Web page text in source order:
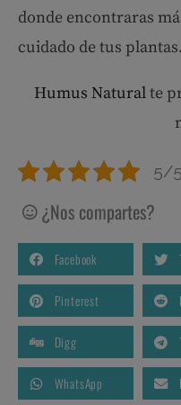
donde encontraras
cuidado de tus plantas.
Humus Naturalte
5/
¿Nos compartes?
Facebook
Pinterest
Digg
WhatsApp